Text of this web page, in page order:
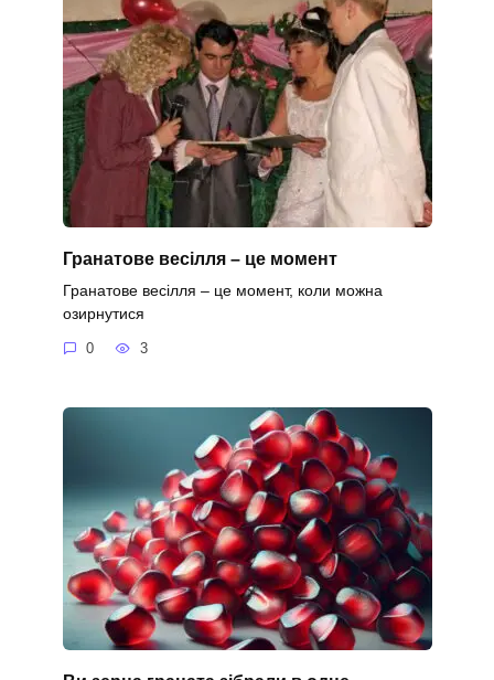
Гранатове весілля – це момент
Гранатове весілля – це момент, коли можна
озирнутися
0 3